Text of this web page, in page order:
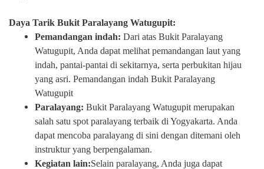
Daya Tarik Bukit Paralayang Watugupit:
Pemandangan indah:Dari atas Bukit Paralayang
Watugupit, Anda dapat melihat pemandangan laut yang
indah, pantai-pantai di sekitarnya, serta perbukitan hijau
yang asri. Pemandangan indah Bukit Paralayang
Watugupit
Paralayang:Bukit Paralayang Watugupit merupakan
salah satu spot paralayang terbaik di Yogyakarta. Anda
dapat mencoba paralayang di sini dengan ditemani oleh
instruktur yang berpengalaman.
Kegiatan lain:Selain paralayang, Anda juga dapat